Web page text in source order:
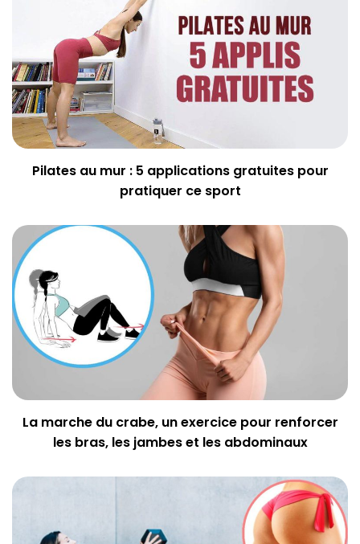
Pilates au mur : 5 applications gratuites pour
pratiquer ce sport
La marche du crabe, un exercice pour renforcer
les bras, les jambes et les abdominaux